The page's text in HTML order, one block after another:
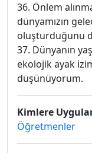
36. Önlem
dünyamızın
oluşturduğunu
37. Dünyanın
ekolojik ayak
düşünüyorum.
Kimlere
Öğretmenler